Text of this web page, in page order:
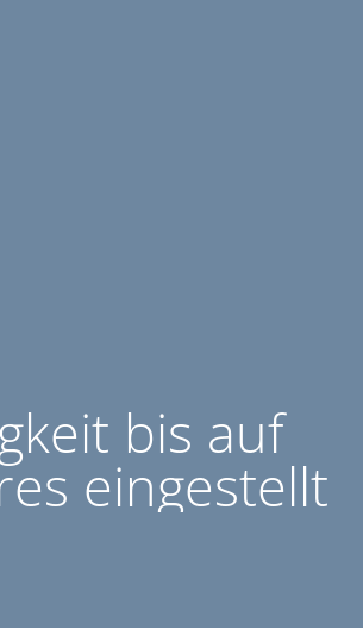
bis auf
eingestellt